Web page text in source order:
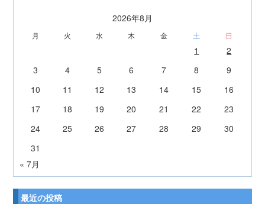
2026年8月
月 火 水 木 金 土 日
1
2
3
4 5 6 7 8
9
10
11 12 13 14 15
16
17
18 19 20 21 22
23
24
25 26 27 28 29
30
31
« 7月
最近の投稿